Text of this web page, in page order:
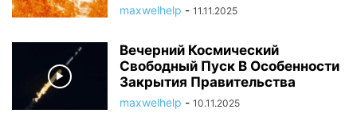
maxwelhelp - 11.11.2025
Вечерний Космический
Свободный Пуск В Особенности
Закрытия Правительства
maxwelhelp - 10.11.2025